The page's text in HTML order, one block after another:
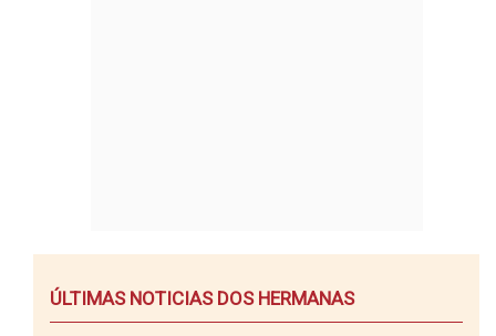
ÚLTIMAS NOTICIAS DOS HERMANAS